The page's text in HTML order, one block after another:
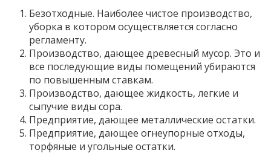
Безотходные. Наиболее чистое производство,
уборка в котором осуществляется согласно
регламенту.
Производство, дающее древесный мусор. Это и
все последующие виды помещений убираются
по повышенным ставкам.
Производство, дающее жидкость, легкие и
сыпучие виды сора.
Предприятие, дающее металлические остатки.
Предприятие, дающее огнеупорные отходы,
торфяные и угольные остатки.